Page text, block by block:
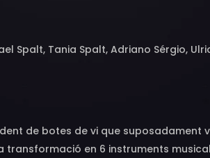
Spalt, Tania Spalt, Adriano Sérgio,
de botes de vi que suposadament
transformació en 6 instruments